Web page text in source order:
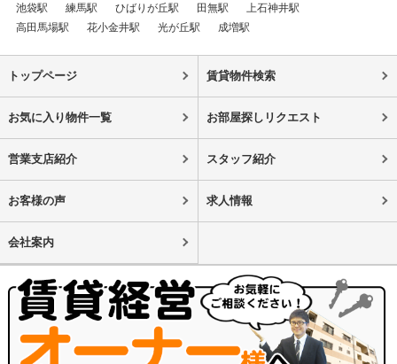
池袋駅
練馬駅 ひばりが丘駅 田無駅
上石神井駅
高田馬場駅
花小金井駅 光が丘駅 成増駅
トップページ 賃貸物件検索
お気に入り物件一覧 お部屋探しリクエスト
営業支店紹介 スタッフ紹介
お客様の声 求人情報
会社案内